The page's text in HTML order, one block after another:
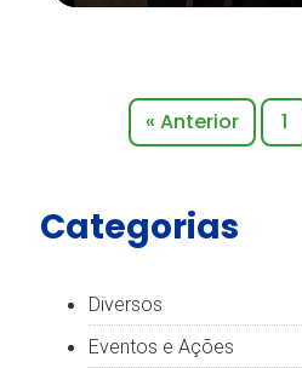
« Anterior 1
Categorias
Diversos
Eventos e Ações